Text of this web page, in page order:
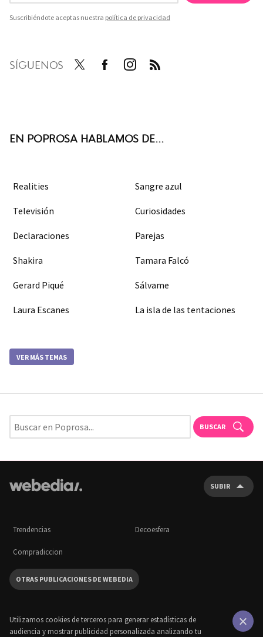
Suscribiéndote aceptas nuestra política de privacidad
SÍGUENOS
EN POPROSA HABLAMOS DE...
Realities Sangre azul
Televisión Curiosidades
Declaraciones Parejas
Shakira Tamara Falcó
Gerard Piqué Sálvame
Laura Escanes La isla de las tentaciones
VER MÁS TEMAS
BUSCAR
SUBIR
Trendencias Decoesfera
Compradiccion
OTRAS PUBLICACIONES DE WEBEDIA
Utilizamos cookies de terceros para generar estadísticas de
audiencia y mostrar publicidad personalizada analizando tu